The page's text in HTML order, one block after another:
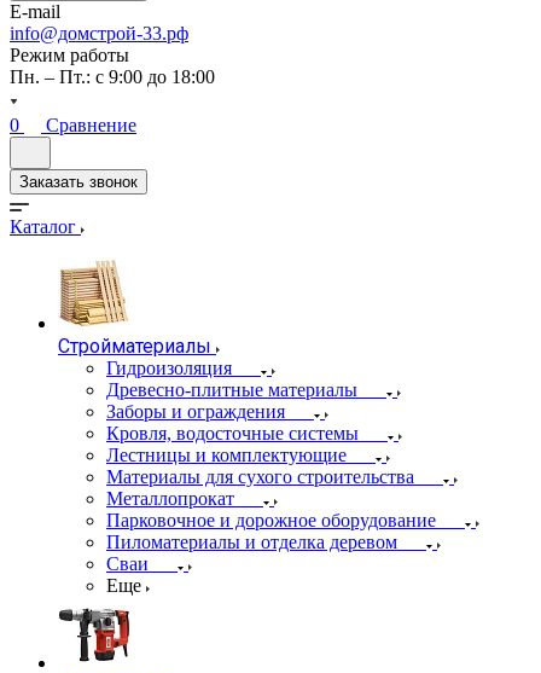
E-mail
info@домстрой-33.рф
Режим работы
Пн. – Пт.: с 9:00 до 18:00
0 Сравнение
Заказать звонок
Каталог
Стройматериалы
Гидроизоляция
Древесно-плитные материалы
Заборы и ограждения
Кровля, водосточные системы
Лестницы и комплектующие
Материалы для сухого строительства
Металлопрокат
Парковочное и дорожное оборудование
Пиломатериалы и отделка деревом
Сваи
Еще